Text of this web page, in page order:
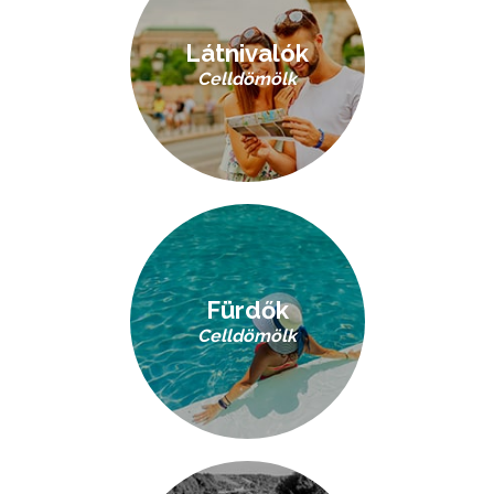
Látnivalók
Celldömölk
Fürdők
Celldömölk